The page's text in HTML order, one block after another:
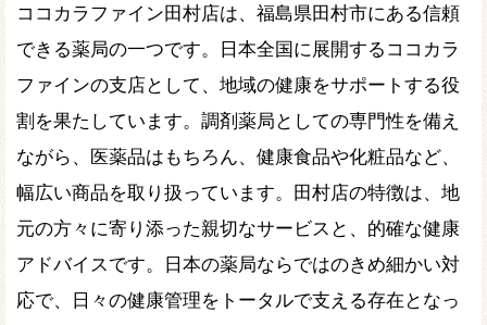
ココカラファイン田村店は、福島県田村市にある信頼
できる薬局の一つです。日本全国に展開するココカラ
ファインの支店として、地域の健康をサポートする役
割を果たしています。調剤薬局としての専門性を備え
ながら、医薬品はもちろん、健康食品や化粧品など、
幅広い商品を取り扱っています。田村店の特徴は、地
元の方々に寄り添った親切なサービスと、的確な健康
アドバイスです。日本の薬局ならではのきめ細かい対
応で、日々の健康管理をトータルで支える存在となっ